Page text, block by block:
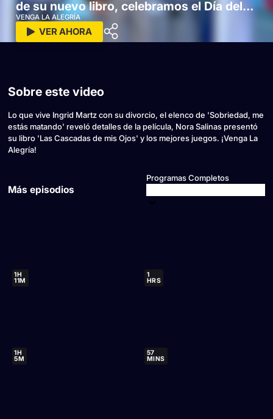
de su nuevo libro, celebramos el Día del
Rompecabezas y mucho más
VENGA LA ALEGRÍA
VER AHORA
Sobre este video
Lo que vive Ingrid Martz con su divorcio, el elenco de 'Sobriedad, me
estás matando' reveló detalles de la película, Nora Salinas presentó
su libro 'Las Cascadas de mis Ojos' y los mejores juegos. ¡Venga La
Alegría!
Más episodios
Programas Completos
1H
11M
1
HRS
1H
5M
57
MINS